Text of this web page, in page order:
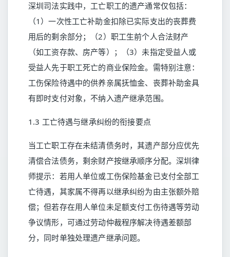
深圳司法实践中，工亡职工的遗产通常仅包括：
（1）一次性工亡补助金扣除已实际支出的丧葬费
用后的剩余部分；（2）职工生前个人合法财产
（如工资存款、房产等）；（3）未指定受益人或
受益人先于职工死亡的商业保险金。需特别注意：
工伤保险待遇中的供养亲属抚恤金、丧葬补助金具
有即时支付对象，不纳入遗产继承范围。
1.3 工亡待遇与继承纠纷的衔接要点
当工亡职工存在未结清债务时，其遗产部分应优先
清偿合法债务，剩余财产按继承顺序分配。深圳律
师提示：若用人单位或工伤保险基金已支付全部工
亡待遇，其家属不得再以继承纠纷为由主张额外赔
偿；但若存在用人单位未足额支付工伤待遇等劳动
争议情形，可通过劳动仲裁程序解决待遇差额部
分，同时单独处理遗产继承问题。